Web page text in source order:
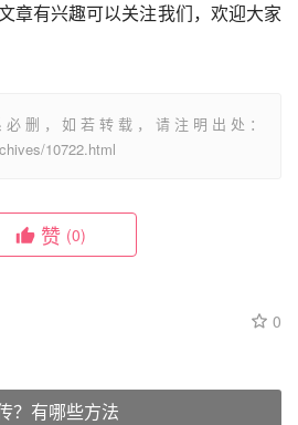
章有兴趣可以关注我们，欢迎大家
删，如若转载，请注明出处：
10722.html
赞 (0)
0
？有哪些方法